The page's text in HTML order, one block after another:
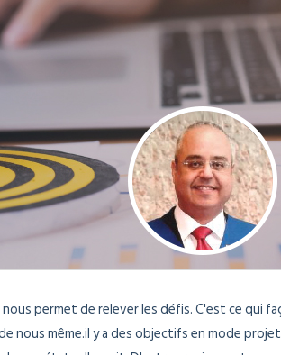
permet de relever les défis. C'est ce qui
nous même.il y a des objectifs en mode